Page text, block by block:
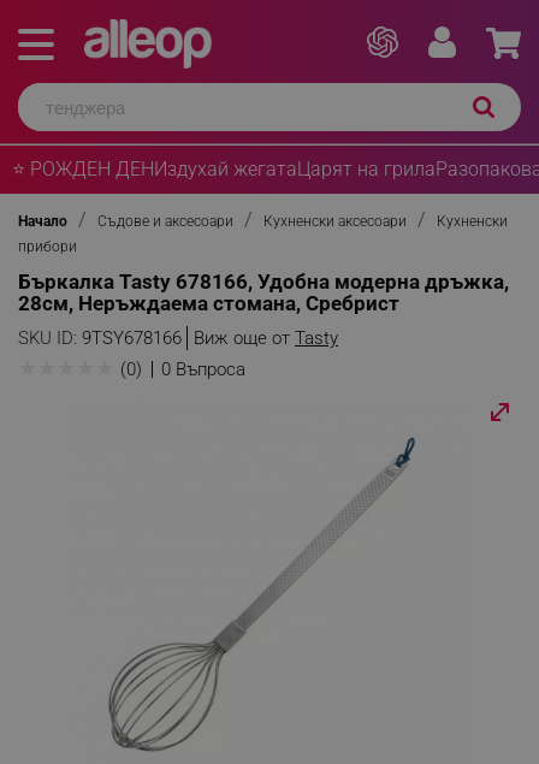
⭐ РОЖДЕН ДЕНИздухай жегатаЦарят на грила
Начало Съдове и аксесоари Кухненски аксесоари
Кухненски
прибори
Бъркалка Tasty 678166, Удобна модерна дръжка,
28см, Неръждаема стомана, Сребрист
SKU ID: 9TSY678166 Виж още от Tasty
(0) 0 Въпроса